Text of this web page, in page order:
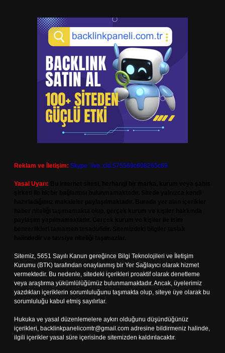
Reklam ve İletişim: Skype: live:.cid.575569c608265c69
Yasal Uyarı:
Sitemiz, 5651 Sayılı Kanun gereğince Bilgi Teknolojileri ve İletişim
Kurumu (BTK) tarafından onaylanmış bir Yer Sağlayıcı olarak hizmet
vermektedir. Bu nedenle, sitedeki içerikleri proaktif olarak denetleme
veya araştırma yükümlülüğümüz bulunmamaktadır. Ancak, üyelerimiz
yazdıkları içeriklerin sorumluluğunu taşımakta olup, siteye üye olarak bu
sorumluluğu kabul etmiş sayılırlar.
Hukuka ve yasal düzenlemelere aykırı olduğunu düşündüğünüz
içerikleri, backlinkpanelicomtr@gmail.com adresine bildirmeniz halinde,
ilgili içerikler yasal süre içerisinde sitemizden kaldırılacaktır.